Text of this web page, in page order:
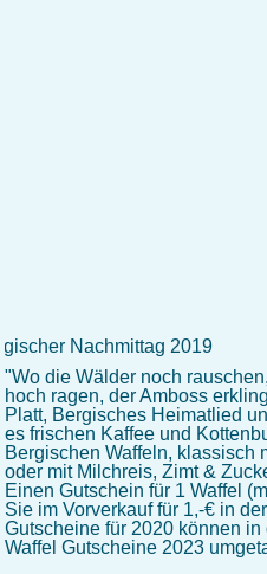
Nachmittag 2019
"Wo die Wälder noch
hoch ragen, der Amboss
Platt, Bergisches Heimatlied
es frischen Kaffee und
Bergischen Waffeln, klassisch
oder mit Milchreis, Zimt &
Einen Gutschein für 1 Waffel
Sie im Vorverkauf für 1,-€ in
Gutscheine für 2020 können
Waffel Gutscheine 2023